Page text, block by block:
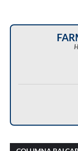
cuestionó el